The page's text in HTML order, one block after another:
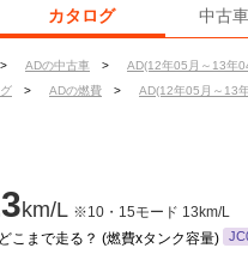
カタログ 中古
> ADの中古車 > AD(12年05月～13年
> ADの燃費 > AD(12年05月～13
km/L ※10・15モード 13km/L
こまで走る？ (燃費xタンク容量)